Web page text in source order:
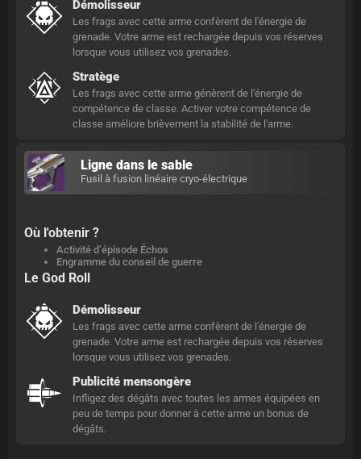
Démolisseur
Les frags avec cette arme confèrent de l'énergie de
grenade. Votre arme est rechargée depuis vos réserves
lorsque vous utilisez vos grenades.
Stratège
Les frags avec cette arme génèrent de l'énergie de
compétence de classe. Activer votre compétence de
classe améliore brièvement la stabilité de l'arme.
Ligne dans le sable
Fusil à fusion linéaire cryo-électrique
Où l'obtenir ?
Activité d’épisode Échos
Engramme du conseil de guerre
Le God Roll
Démolisseur
Les frags avec cette arme confèrent de l'énergie de
grenade. Votre arme est rechargée depuis vos réserves
lorsque vous utilisez vos grenades.
Publicité mensongère
Infligez des dégâts avec toutes les armes équipées en
peu de temps pour donner à cette arme un bonus de
dégâts.